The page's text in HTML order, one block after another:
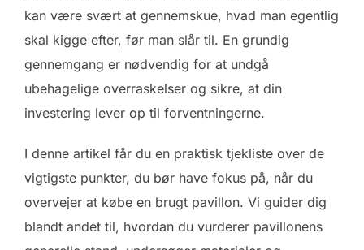
kan være svært at gennemskue, hvad man egentlig
skal kigge efter, før man slår til. En grundig
gennemgang er nødvendig for at undgå
ubehagelige overraskelser og sikre, at din
investering lever op til forventningerne.
I denne artikel får du en praktisk tjekliste over de
vigtigste punkter, du bør have fokus på, når du
overvejer at købe en brugt pavillon. Vi guider dig
blandt andet til, hvordan du vurderer pavillonens